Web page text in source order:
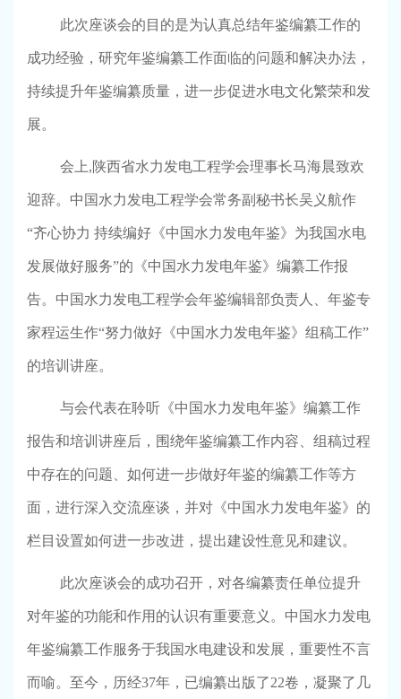
此次座谈会的目的是为认真总结年鉴编纂工作的
成功经验，研究年鉴编纂工作面临的问题和解决办法，
持续提升年鉴编纂质量，进一步促进水电文化繁荣和发
展。
会上,陕西省水力发电工程学会理事长马海晨致欢
迎辞。中国水力发电工程学会常务副秘书长吴义航作
“齐心协力 持续编好《中国水力发电年鉴》为我国水电
发展做好服务”的《中国水力发电年鉴》编纂工作报
告。中国水力发电工程学会年鉴编辑部负责人、年鉴专
家程运生作“努力做好《中国水力发电年鉴》组稿工作”
的培训讲座。
与会代表在聆听《中国水力发电年鉴》编纂工作
报告和培训讲座后，围绕年鉴编纂工作内容、组稿过程
中存在的问题、如何进一步做好年鉴的编纂工作等方
面，进行深入交流座谈，并对《中国水力发电年鉴》的
栏目设置如何进一步改进，提出建设性意见和建议。
此次座谈会的成功召开，对各编纂责任单位提升
对年鉴的功能和作用的认识有重要意义。中国水力发电
年鉴编纂工作服务于我国水电建设和发展，重要性不言
而喻。至今，历经37年，已编纂出版了22卷，凝聚了几